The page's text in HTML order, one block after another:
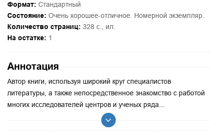
Формат: Стандартный
Состояние: Очень хорошее-отличное. Номерной экземпляр.
Количество страниц: 328 с., ил.
На остатке: 1
Аннотация
Автор книги, используя широкий круг специалистов
литературы, а также непосредственное знакомство с работой
многих исследователей центров и ученых ряда...